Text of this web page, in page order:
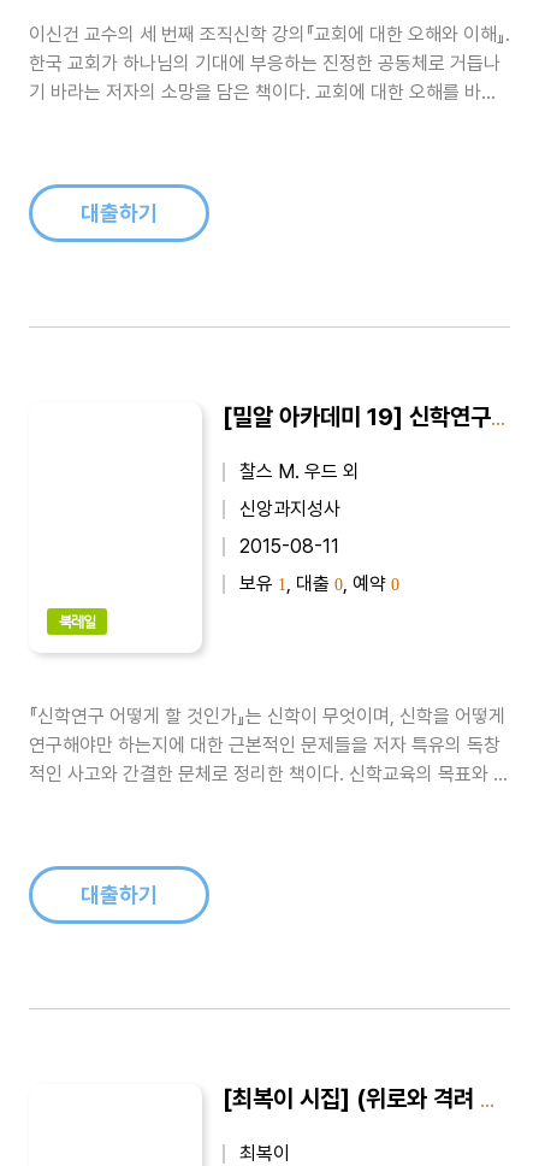
이신건 교수의 세 번째 조직신학 강의『교회에 대한 오해와 이해』.
한국 교회가 하나님의 기대에 부응하는 진정한 공동체로 거듭나
기 바라는 저자의 소망을 담은 책이다. 교회에 대한 오해를 바로
대출하기
북레일
[밀알 아카데미 19] 신학연구 어떻게 할 것인가
찰스 M. 우드 외
신앙과지성사
2015-08-11
보유 1 , 대출 0 , 예약 0
『신학연구 어떻게 할 것인가』는 신학이 무엇이며, 신학을 어떻게
연구해야만 하는지에 대한 근본적인 문제들을 저자 특유의 독창
적인 사고와 간결한 문체로 정리한 책이다. 신학교육의 목표와 동
대출하기
[최복이 시집] (위로와 격려 시) 꽃길이 아니어도 : 최복이 제6시집
최복이